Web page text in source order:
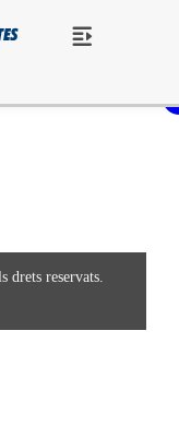
drets reservats.